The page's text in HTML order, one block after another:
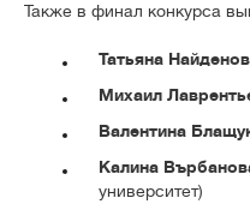
Также в финал конкурса
Татьяна
Михаил
Валентина
Калина
университет)